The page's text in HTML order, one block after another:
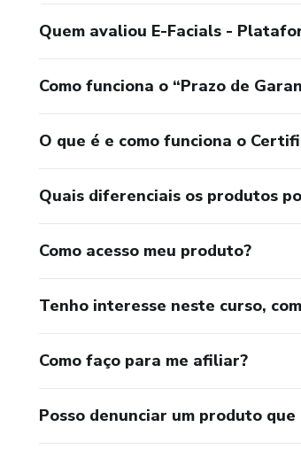
Quem avaliou E-Facials -
Como funciona o “Prazo de
O que é e como funciona o
Quais diferenciais os produtos
Como acesso meu produto?
Tenho interesse neste curso,
Como faço para me afiliar?
Posso denunciar um produto